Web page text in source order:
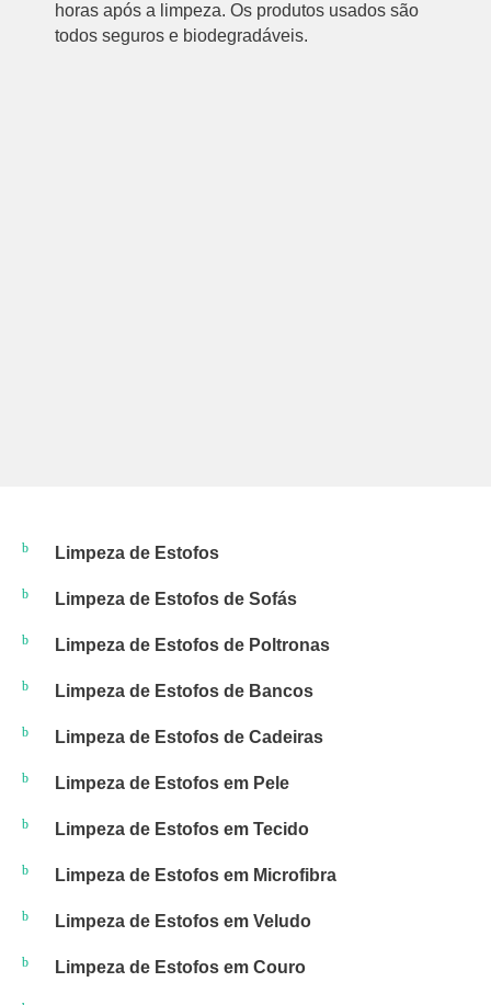
horas após a limpeza. Os produtos usados são
todos seguros e biodegradáveis.
Limpeza de Estofos
Limpeza de Estofos de Sofás
Limpeza de Estofos de Poltronas
Limpeza de Estofos de Bancos
Limpeza de Estofos de Cadeiras
Limpeza de Estofos em Pele
Limpeza de Estofos em Tecido
Limpeza de Estofos em Microfibra
Limpeza de Estofos em Veludo
Limpeza de Estofos em Couro